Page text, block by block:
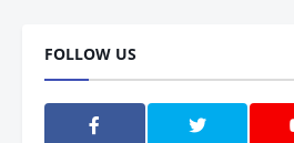
FOLLOW US